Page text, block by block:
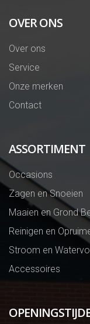
OVER ONS
Over ons
Service
Onze merken
Contact
ASSORTIMENT
Occasions
Zagen en Snoeien
Maaien en Grond
Reinigen en
Stroom en
Accessoires